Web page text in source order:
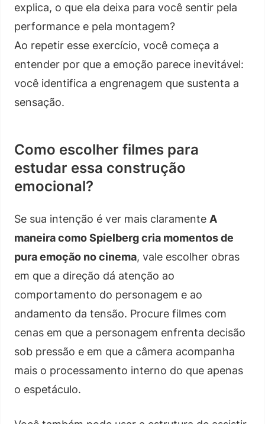
explica, o que ela deixa para você sentir pela
performance e pela montagem?
Ao repetir esse exercício, você começa a
entender por que a emoção parece inevitável:
você identifica a engrenagem que sustenta a
sensação.
Como escolher filmes para
estudar essa construção
emocional?
Se sua intenção é ver mais claramente A
maneira como Spielberg cria momentos de
pura emoção no cinema, vale escolher obras
em que a direção dá atenção ao
comportamento do personagem e ao
andamento da tensão. Procure filmes com
cenas em que a personagem enfrenta decisão
sob pressão e em que a câmera acompanha
mais o processamento interno do que apenas
o espetáculo.